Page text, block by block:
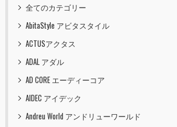
全てのカテゴリー
AbitaStyle アビタスタイル
ACTUSアクタス
ADAL アダル
AD CORE エーディーコア
AIDEC アイデック
Andreu World アンドリューワールド